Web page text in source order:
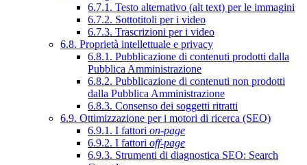
6.7.1. Testo alternativo (alt text) per le immagini
6.7.2. Sottotitoli per i video
6.7.3. Trascrizioni per i video
6.8. Proprietà intellettuale e privacy
6.8.1. Pubblicazione di contenuti prodotti dalla
Pubblica Amministrazione
6.8.2. Pubblicazione di contenuti non prodotti
dalla Pubblica Amministrazione
6.8.3. Consenso dei soggetti ritratti
6.9. Ottimizzazione per i motori di ricerca (SEO)
6.9.1. I fattori on-page
6.9.2. I fattori off-page
6.9.3. Strumenti di diagnostica SEO: Search